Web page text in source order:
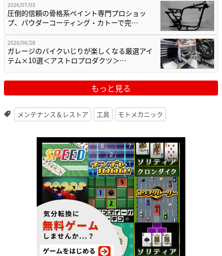
2026/07/03
圧倒的信頼の骨格系ペイント専門プロショッ
プ、パウダーコーティング・カトーで完…
2026/06/28
ガレージのバイクいじりが楽しくなる厳選アイ
テム×10選＜アストロプロダクツ＞…
もっと見る
メンテナンス＆レストア 工具 モトメカニック